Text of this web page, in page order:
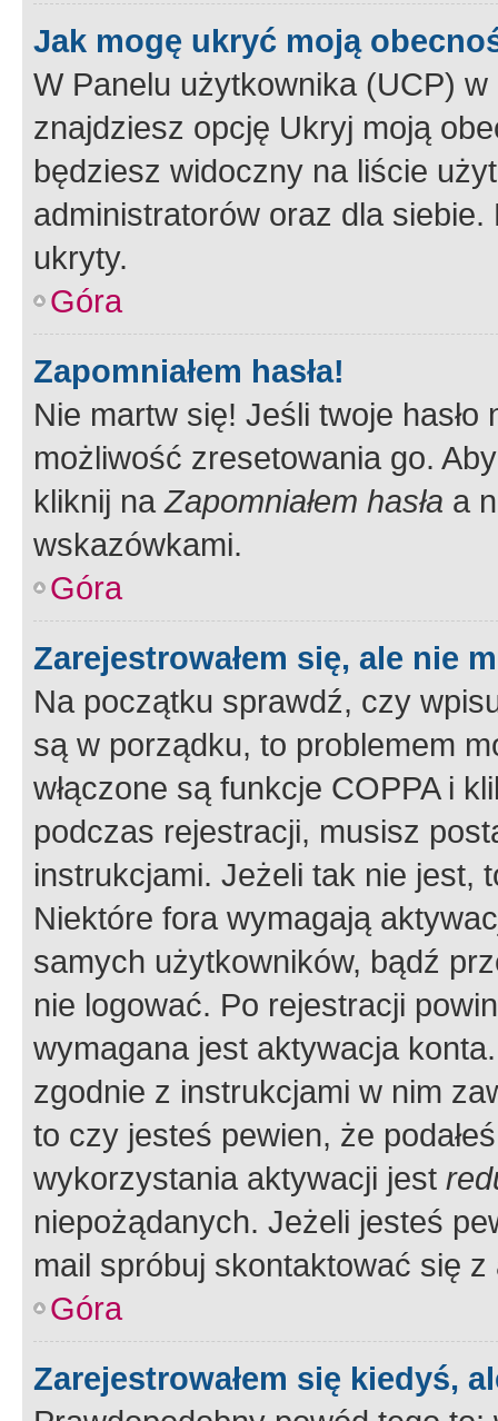
Jak mogę ukryć moją
W Panelu użytkownika (UCP) w
znajdziesz opcję Ukryj moją
będziesz widoczny na liście
administratorów oraz dla
ukryty.
Góra
Zapomniałem hasła!
Nie martw się! Jeśli twoje
możliwość zresetowania go.
kliknij naZapomniałem hasła a
wskazówkami.
Góra
Zarejestrowałem się, ale nie
Na początku sprawdź, czy
są w porządku, to problemem
włączone są funkcje COPPA i
podczas rejestracji, musisz
instrukcjami. Jeżeli tak nie jest,
Niektóre fora wymagają
samych użytkowników, bądź
nie logować. Po rejestracji
wymagana jest aktywacja
zgodnie z instrukcjami w nim
to czy jesteś pewien, że
wykorzystania aktywacji jest
niepożądanych. Jeżeli jesteś
mail spróbuj skontaktować się
Góra
Zarejestrowałem się kiedyś,